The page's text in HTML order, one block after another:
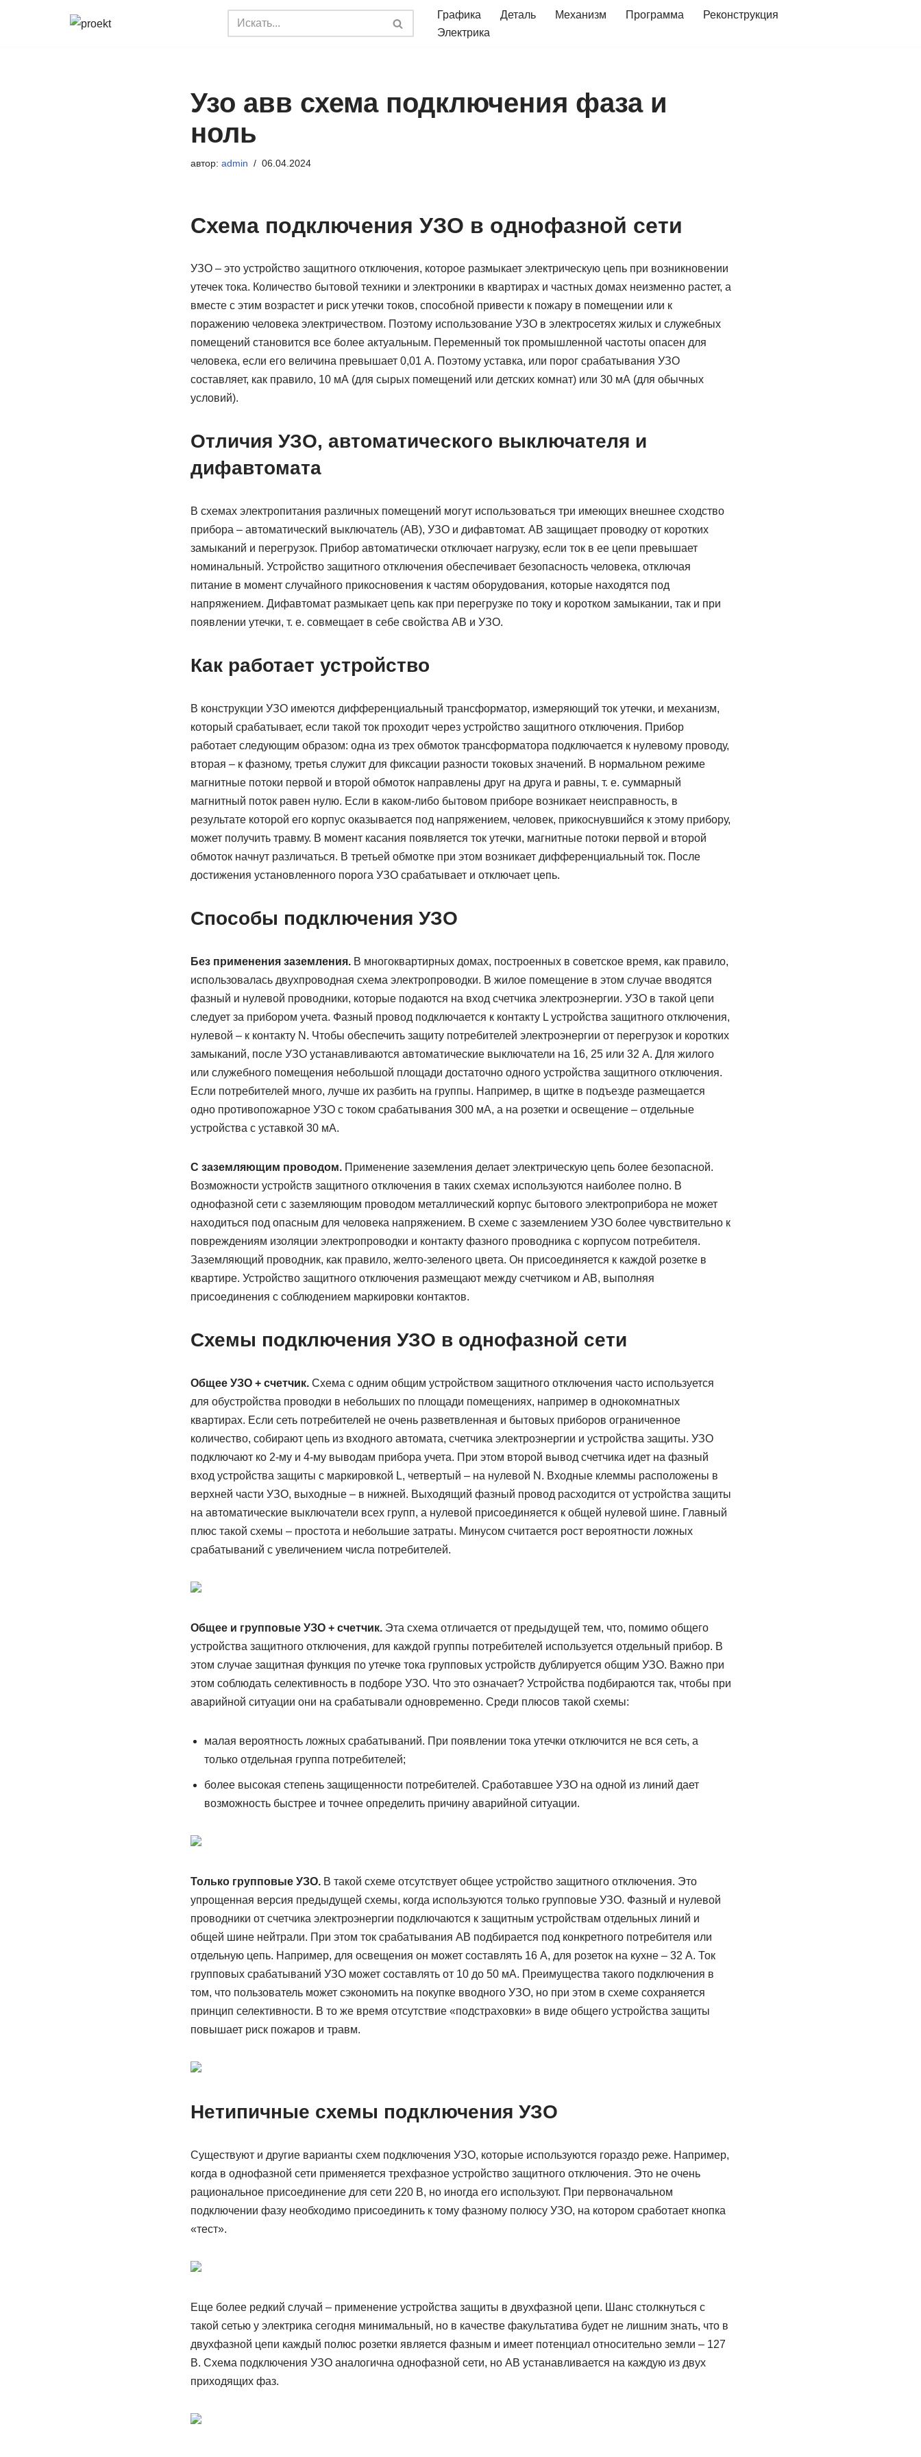
Графика Деталь Механизм Программа
Реконструкция
Электрика
Узо авв схема подключения фаза и
ноль
автор: admin 06.04.2024
Схема подключения УЗО в однофазной сети
УЗО – это устройство защитного отключения, которое размыкает электрическую цепь при возникновении
утечек тока. Количество бытовой техники и электроники в квартирах и частных домах неизменно растет, а
вместе с этим возрастет и риск утечки токов, способной привести к пожару в помещении или к
поражению человека электричеством. Поэтому использование УЗО в электросетях жилых и служебных
помещений становится все более актуальным. Переменный ток промышленной частоты опасен для
человека, если его величина превышает 0,01 А. Поэтому уставка, или порог срабатывания УЗО
составляет, как правило, 10 мА (для сырых помещений или детских комнат) или 30 мА (для обычных
условий).
Отличия УЗО, автоматического выключателя и
дифавтомата
В схемах электропитания различных помещений могут использоваться три имеющих внешнее сходство
прибора – автоматический выключатель (АВ), УЗО и дифавтомат. АВ защищает проводку от коротких
замыканий и перегрузок. Прибор автоматически отключает нагрузку, если ток в ее цепи превышает
номинальный. Устройство защитного отключения обеспечивает безопасность человека, отключая
питание в момент случайного прикосновения к частям оборудования, которые находятся под
напряжением. Дифавтомат размыкает цепь как при перегрузке по току и коротком замыкании, так и при
появлении утечки, т. е. совмещает в себе свойства АВ и УЗО.
Как работает устройство
В конструкции УЗО имеются дифференциальный трансформатор, измеряющий ток утечки, и механизм,
который срабатывает, если такой ток проходит через устройство защитного отключения. Прибор
работает следующим образом: одна из трех обмоток трансформатора подключается к нулевому проводу,
вторая – к фазному, третья служит для фиксации разности токовых значений. В нормальном режиме
магнитные потоки первой и второй обмоток направлены друг на друга и равны, т. е. суммарный
магнитный поток равен нулю. Если в каком-либо бытовом приборе возникает неисправность, в
результате которой его корпус оказывается под напряжением, человек, прикоснувшийся к этому прибору,
может получить травму. В момент касания появляется ток утечки, магнитные потоки первой и второй
обмоток начнут различаться. В третьей обмотке при этом возникает дифференциальный ток. После
достижения установленного порога УЗО срабатывает и отключает цепь.
Способы подключения УЗО
Без применения заземления.В многоквартирных домах, построенных в советское время, как правило,
использовалась двухпроводная схема электропроводки. В жилое помещение в этом случае вводятся
фазный и нулевой проводники, которые подаются на вход счетчика электроэнергии. УЗО в такой цепи
следует за прибором учета. Фазный провод подключается к контакту L устройства защитного отключения,
нулевой – к контакту N. Чтобы обеспечить защиту потребителей электроэнергии от перегрузок и коротких
замыканий, после УЗО устанавливаются автоматические выключатели на 16, 25 или 32 А. Для жилого
или служебного помещения небольшой площади достаточно одного устройства защитного отключения.
Если потребителей много, лучше их разбить на группы. Например, в щитке в подъезде размещается
одно противопожарное УЗО с током срабатывания 300 мА, а на розетки и освещение – отдельные
устройства с уставкой 30 мА.
С заземляющим проводом.Применение заземления делает электрическую цепь более безопасной.
Возможности устройств защитного отключения в таких схемах используются наиболее полно. В
однофазной сети с заземляющим проводом металлический корпус бытового электроприбора не может
находиться под опасным для человека напряжением. В схеме с заземлением УЗО более чувствительно к
повреждениям изоляции электропроводки и контакту фазного проводника с корпусом потребителя.
Заземляющий проводник, как правило, желто-зеленого цвета. Он присоединяется к каждой розетке в
квартире. Устройство защитного отключения размещают между счетчиком и АВ, выполняя
присоединения с соблюдением маркировки контактов.
Схемы подключения УЗО в однофазной сети
Общее УЗО + счетчик.Схема с одним общим устройством защитного отключения часто используется
для обустройства проводки в небольших по площади помещениях, например в однокомнатных
квартирах. Если сеть потребителей не очень разветвленная и бытовых приборов ограниченное
количество, собирают цепь из входного автомата, счетчика электроэнергии и устройства защиты. УЗО
подключают ко 2-му и 4-му выводам прибора учета. При этом второй вывод счетчика идет на фазный
вход устройства защиты с маркировкой L, четвертый – на нулевой N. Входные клеммы расположены в
верхней части УЗО, выходные – в нижней. Выходящий фазный провод расходится от устройства защиты
на автоматические выключатели всех групп, а нулевой присоединяется к общей нулевой шине. Главный
плюс такой схемы – простота и небольшие затраты. Минусом считается рост вероятности ложных
срабатываний с увеличением числа потребителей.
Общее и групповые УЗО + счетчик.Эта схема отличается от предыдущей тем, что, помимо общего
устройства защитного отключения, для каждой группы потребителей используется отдельный прибор. В
этом случае защитная функция по утечке тока групповых устройств дублируется общим УЗО. Важно при
этом соблюдать селективность в подборе УЗО. Что это означает? Устройства подбираются так, чтобы при
аварийной ситуации они на срабатывали одновременно. Среди плюсов такой схемы:
малая вероятность ложных срабатываний. При появлении тока утечки отключится не вся сеть, а
только отдельная группа потребителей;
более высокая степень защищенности потребителей. Сработавшее УЗО на одной из линий дает
возможность быстрее и точнее определить причину аварийной ситуации.
Только групповые УЗО.В такой схеме отсутствует общее устройство защитного отключения. Это
упрощенная версия предыдущей схемы, когда используются только групповые УЗО. Фазный и нулевой
проводники от счетчика электроэнергии подключаются к защитным устройствам отдельных линий и
общей шине нейтрали. При этом ток срабатывания АВ подбирается под конкретного потребителя или
отдельную цепь. Например, для освещения он может составлять 16 А, для розеток на кухне – 32 А. Ток
групповых срабатываний УЗО может составлять от 10 до 50 мА. Преимущества такого подключения в
том, что пользователь может сэкономить на покупке вводного УЗО, но при этом в схеме сохраняется
принцип селективности. В то же время отсутствие «подстраховки» в виде общего устройства защиты
повышает риск пожаров и травм.
Нетипичные схемы подключения УЗО
Существуют и другие варианты схем подключения УЗО, которые используются гораздо реже. Например,
когда в однофазной сети применяется трехфазное устройство защитного отключения. Это не очень
рациональное присоединение для сети 220 В, но иногда его используют. При первоначальном
подключении фазу необходимо присоединить к тому фазному полюсу УЗО, на котором сработает кнопка
«тест».
Еще более редкий случай – применение устройства защиты в двухфазной цепи. Шанс столкнуться с
такой сетью у электрика сегодня минимальный, но в качестве факультатива будет не лишним знать, что в
двухфазной цепи каждый полюс розетки является фазным и имеет потенциал относительно земли – 127
В. Схема подключения УЗО аналогична однофазной сети, но АВ устанавливается на каждую из двух
приходящих фаз.